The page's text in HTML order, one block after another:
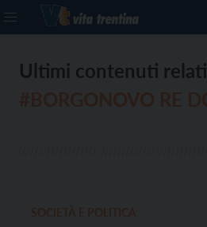
Ultimi contenuti